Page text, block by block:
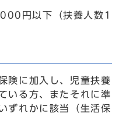
円以下（扶養人数1
険に加入し、児童扶養
いる方、またそれに準
ずれかに該当（生活保